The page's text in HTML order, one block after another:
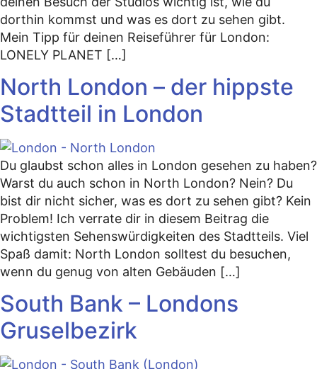
dorthin kommst und was es dort zu sehen gibt.
Mein Tipp für deinen Reiseführer für London:
LONELY PLANET […]
North London – der hippste
Stadtteil in London
Du glaubst schon alles in London gesehen zu haben?
Warst du auch schon in North London? Nein? Du
bist dir nicht sicher, was es dort zu sehen gibt? Kein
Problem! Ich verrate dir in diesem Beitrag die
wichtigsten Sehenswürdigkeiten des Stadtteils. Viel
Spaß damit: North London solltest du besuchen,
wenn du genug von alten Gebäuden […]
South Bank – Londons
Gruselbezirk